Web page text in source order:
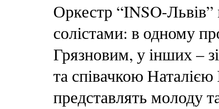
Оркестр “INSO-
солістами: в одному
Грязновим, у інших –
та співачкою
представлять молоду